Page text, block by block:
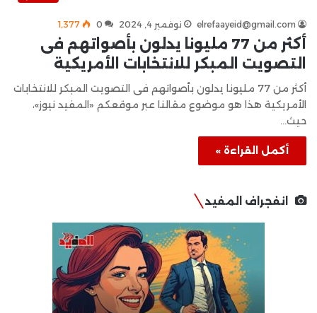
elrefaayeid@gmail.com نوفمبر 4, 2024 0 1٬377
أكثر من 77 مليونا يدلون بأصواتهم فى
التصويت المبكر للانتخابات الأمريكية
أكثر من 77 مليونا يدلون بأصواتهم فى التصويت المبكر للانتخابات
الأمريكية هذا هو موضوع مقالنا عبر موقعكم «المفيد نيوز»،
حيث…
أكمل القراءة »
انفجراف المفيد